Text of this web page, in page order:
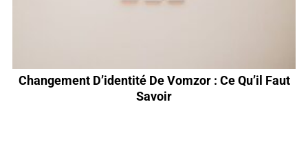
Changement D’identité De Vomzor : Ce Qu’il Faut
Savoir